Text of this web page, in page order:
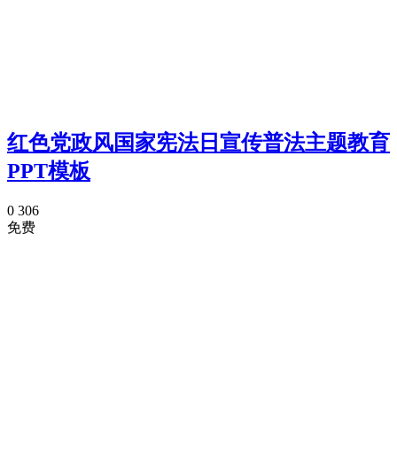
红色党政风国家宪法日宣传普法主题教育
PPT模板
0 306
免费